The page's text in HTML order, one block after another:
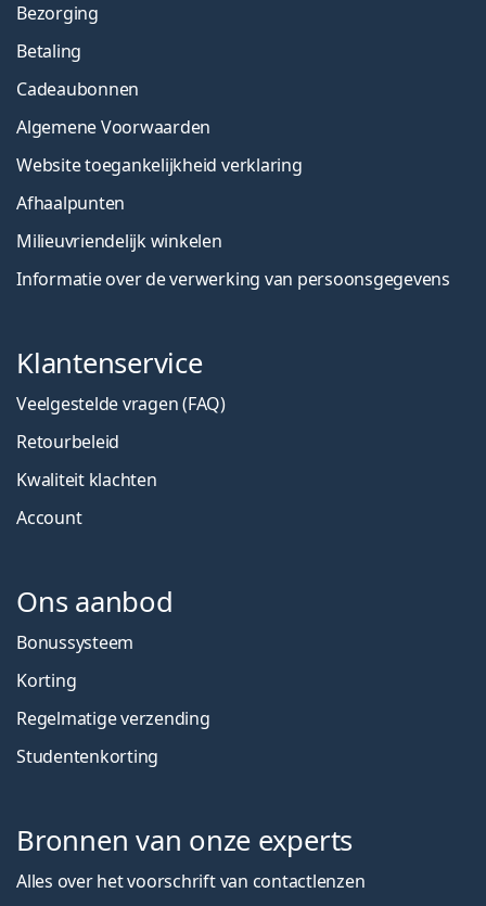
Bezorging
Betaling
Cadeaubonnen
Algemene Voorwaarden
Website toegankelijkheid verklaring
Afhaalpunten
Milieuvriendelijk winkelen
Informatie over de verwerking van persoonsgegevens
Klantenservice
Veelgestelde vragen (FAQ)
Retourbeleid
Kwaliteit klachten
Account
Ons aanbod
Bonussysteem
Korting
Regelmatige verzending
Studentenkorting
Bronnen van onze experts
Alles over het voorschrift van contactlenzen